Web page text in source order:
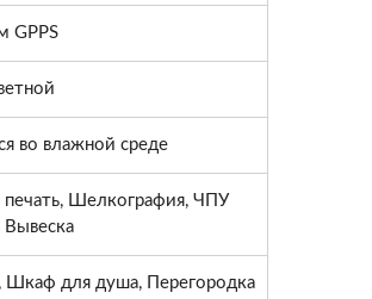
GPPS
во влажной среде
печать, Шелкография, ЧПУ
Вывеска
для душа, Перегородка